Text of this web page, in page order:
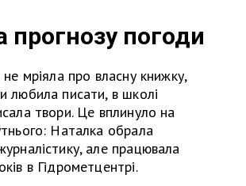
прогнозу погоди
не мріяла про власну книжку,
любила писати, в школі
твори. Це вплинуло на
Наталка обрала
але працювала
в Гідрометцентрі.